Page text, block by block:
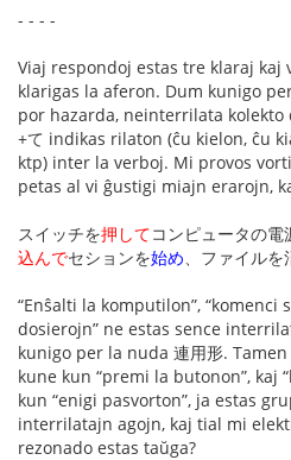
- - - -
Viaj respondoj estas tre klaraj kaj
klarigas la aferon. Dum kunigo
por hazarda, neinterrilata kolekto
+て indikas rilaton (ĉu kielon, ĉu
ktp) inter la verboj. Mi provos
petas al vi ĝustigi miajn erarojn,
スイッチを押してコンピュータの電
込んでセションを始め、ファイルを
“Enŝalti la komputilon”, “komenci
dosierojn” ne estas sence
kunigo per la nuda 連用形.
kune kun “premi la butonon”, kaj
kun “enigi pasvorton”, ja estas
interrilatajn agojn, kaj tial mi
rezonado estas taŭga?